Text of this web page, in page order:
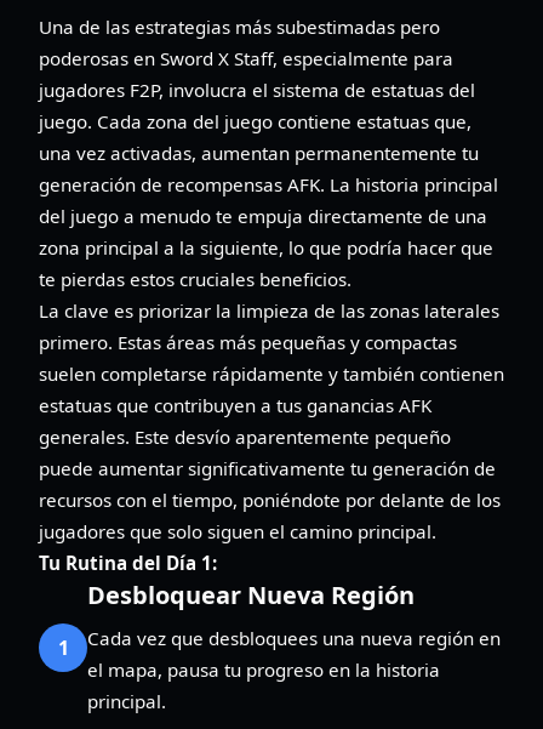
Una de las estrategias más subestimadas pero
poderosas en Sword X Staff, especialmente para
jugadores F2P, involucra el sistema de estatuas del
juego. Cada zona del juego contiene estatuas que,
una vez activadas, aumentan permanentemente tu
generación de recompensas AFK. La historia principal
del juego a menudo te empuja directamente de una
zona principal a la siguiente, lo que podría hacer que
te pierdas estos cruciales beneficios.
La clave es priorizar la limpieza de las zonas laterales
primero. Estas áreas más pequeñas y compactas
suelen completarse rápidamente y también contienen
estatuas que contribuyen a tus ganancias AFK
generales. Este desvío aparentemente pequeño
puede aumentar significativamente tu generación de
recursos con el tiempo, poniéndote por delante de los
jugadores que solo siguen el camino principal.
Tu Rutina del Día 1:
1
Desbloquear Nueva Región
Cada vez que desbloquees una nueva región en
el mapa, pausa tu progreso en la historia
principal.